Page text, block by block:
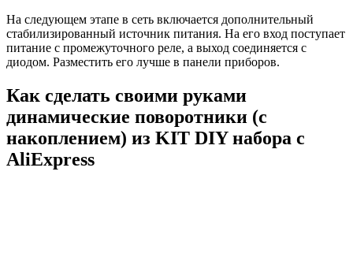
На следующем этапе в сеть включается дополнительный
стабилизированный источник питания. На его вход поступает
питание с промежуточного реле, а выход соединяется с
диодом. Разместить его лучше в панели приборов.
Как сделать своими руками
динамические поворотники (с
накоплением) из KIT DIY набора с
AliExpress